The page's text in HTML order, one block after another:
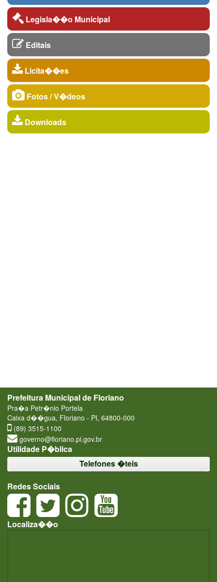
Legisla��o Municipal
Editais
Licita��es
Fotos / V�deos
Downloads
Prefeitura Municipal de Floriano
Pra�a Petr�nio Portela
Caixa d��gua, Floriano - PI, 64800-000
(89) 3515-1100
governo@floriano.pi.gov.br
Utilidade P�blica
Telefones �teis
Redes Sociais
Localiza��o